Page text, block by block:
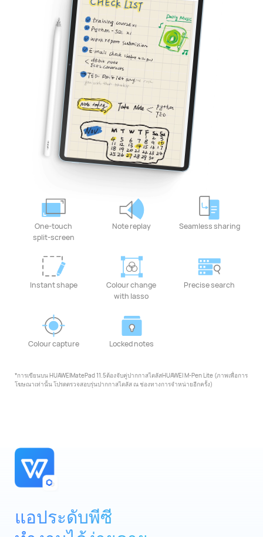
One-touch
split-screen
Note replay Seamless sharing
Instant shape
Colour change
with lasso
Precise search
Colour capture Locked notes
*การเขียนบน HUAWEIMatePad 11.5ต้องจับคู่ปากกาสไตลัสHUAWEI M-Pen Lite (ภาพเพื่อการ
โฆษณาเท่านั้น โปรดตรวจสอบรุ่นปากกาสไตลัส ณ ช่องทางการจำหน่ายอีกครั้ง)
แอประดับพีซี